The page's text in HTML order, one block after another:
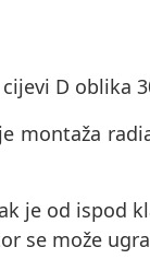
D oblika
montaža
je od ispod
se može